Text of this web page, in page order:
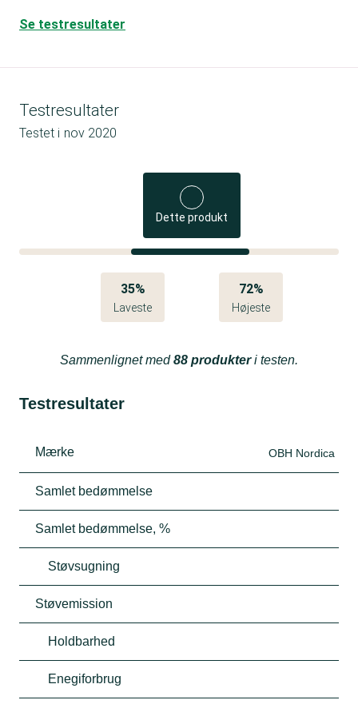
Se testresultater
Testresultater
Testet i nov 2020
Dette produkt
35%
Laveste
72%
Højeste
Sammenlignet med88 produkteri testen.
Testresultater
Mærke OBH Nordica
Samlet bedømmelse
Samlet bedømmelse, %
Støvsugning
Støvemission
Holdbarhed
Enegiforbrug